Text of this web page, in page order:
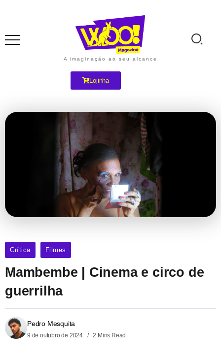
A imaginação ao seu alcance
Lojinha
Crítica Filmes
Mambembe | Cinema e circo de
guerrilha
Pedro Mesquita
9 de outubro de 2024 2 Mins Read